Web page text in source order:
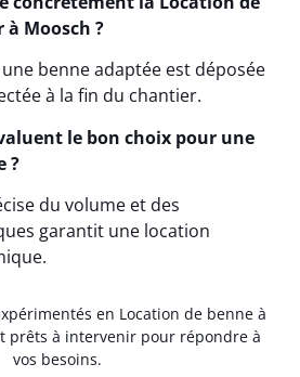
Moosch ?
benne adaptée est déposée
à la fin du chantier.
le bon choix pour une
?
du volume et des
garantit une location
en Location de benne à
prêts à intervenir pour répondre à
vos besoins.